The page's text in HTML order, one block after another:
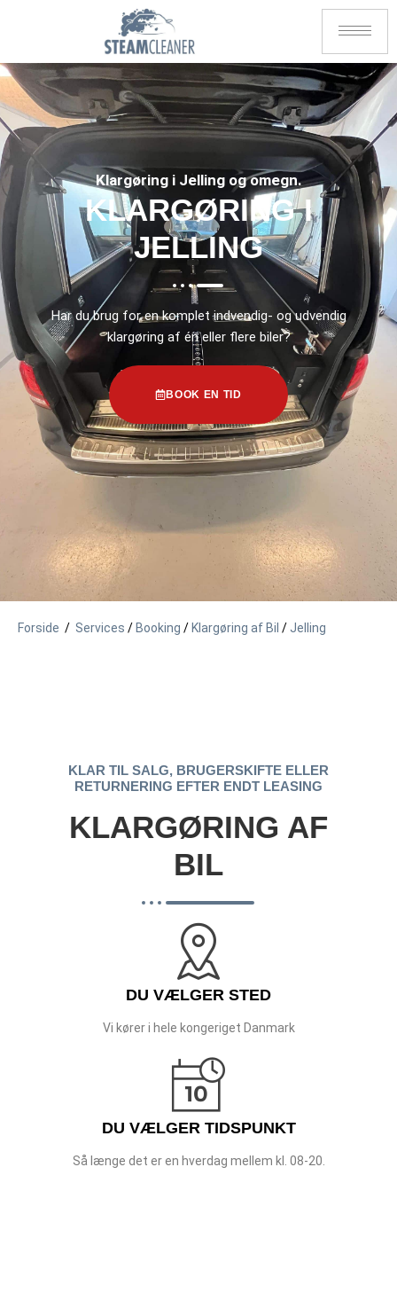
Klargøring i Jelling og omegn.
KLARGØRING I
JELLING
Har du brug for en komplet indvendig- og udvendig
klargøring af én eller flere biler?
BOOK EN TID
Forside / Services / Booking / Klargøring af Bil / Jelling
KLAR TIL SALG, BRUGERSKIFTE ELLER
RETURNERING EFTER ENDT LEASING
KLARGØRING AF
BIL
DU VÆLGER STED
Vi kører i hele kongeriget Danmark
DU VÆLGER TIDSPUNKT
Så længe det er en hverdag mellem kl. 08-20.